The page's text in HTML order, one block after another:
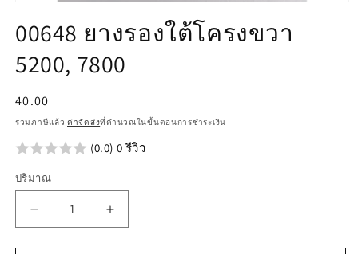
สื่อ
1
ใน
โม
00648 ยางรองใต้โครงขวา
5200, 7800
ราคา
ปกติ
40.00
รวมภาษีแล้ว ค่าจัดส่งที่คำนวณในขั้นตอนการชำระเงิน
(0.0) 0 รีวิว
ปริมาณ